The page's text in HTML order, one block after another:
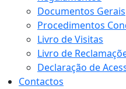
Documentos Gerais
Procedimentos
Livro de Visitas
Livro de
Declaração de
Contactos